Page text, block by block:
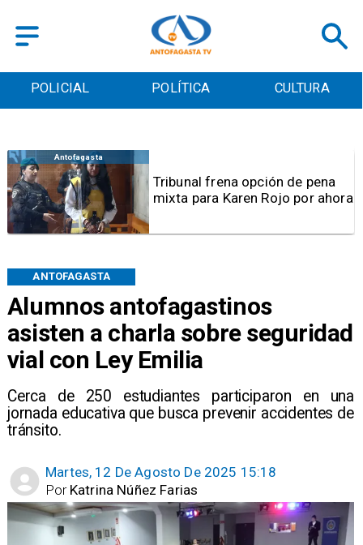
POLICIAL POLÍTICA CULTURA
Alumnos antofagastinos
asisten a charla sobre seguridad
vial con Ley Emilia
​Cerca de 250 estudiantes participaron en una
jornada educativa que busca prevenir accidentes de
tránsito.
ANTOFAGASTA
Martes, 12 De Agosto De 2025 15:18
Katrina Núñez Farias
Por
Antofagasta
Tribunal frena opción de pena
mixta para Karen Rojo por ahora